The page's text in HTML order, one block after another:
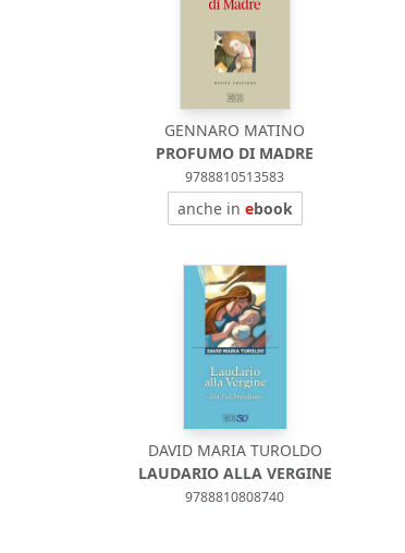
GENNARO MATINO
PROFUMO DI MADRE
9788810513583
anche in ebook
DAVID MARIA TUROLDO
LAUDARIO ALLA VERGINE
9788810808740